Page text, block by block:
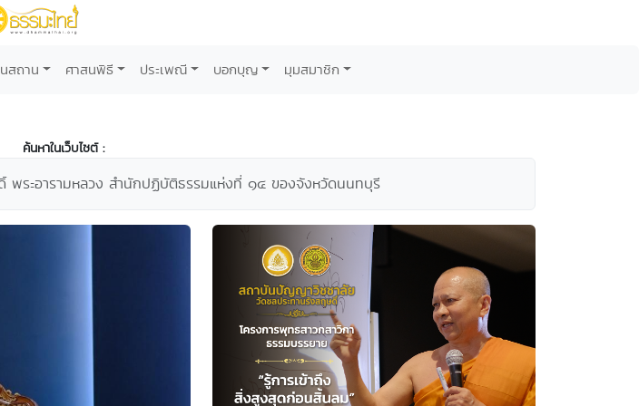
สถาน ศาสนพิธี ประเพณี บอกบุญ มุมสมาชิก
ค้นหาในเว็บไซต์ :
พระอารามหลวง สำนักปฏิบัติธรรมแห่งที่ ๑๔ ของจังหวัดนนทบุรี